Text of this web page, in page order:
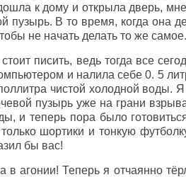
к дому и открыла дверь,
В то время, когда она
не начать делать то же самое.
писить, ведь тогда все
и налила себе 0. 5
чистой холодной воды. Я
пузырь уже на грани
и теперь пора было
шортики и тонкую
бы вас!
в агонии! Теперь я отчаянно